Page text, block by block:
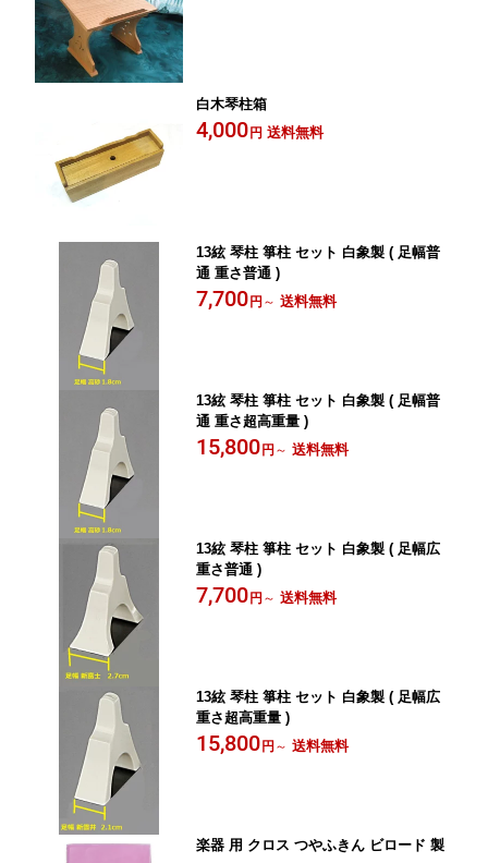
白木琴柱箱
4,000 円 送料無料
13絃 琴柱 箏柱 セット 白象製 ( 足幅普
通 重さ普通 )
7,700 円 ～ 送料無料
13絃 琴柱 箏柱 セット 白象製 ( 足幅普
通 重さ超高重量 )
15,800 円 ～ 送料無料
13絃 琴柱 箏柱 セット 白象製 ( 足幅広
重さ普通 )
7,700 円 ～ 送料無料
13絃 琴柱 箏柱 セット 白象製 ( 足幅広
重さ超高重量 )
15,800 円 ～ 送料無料
楽器 用 クロス つやふきん ビロード 製